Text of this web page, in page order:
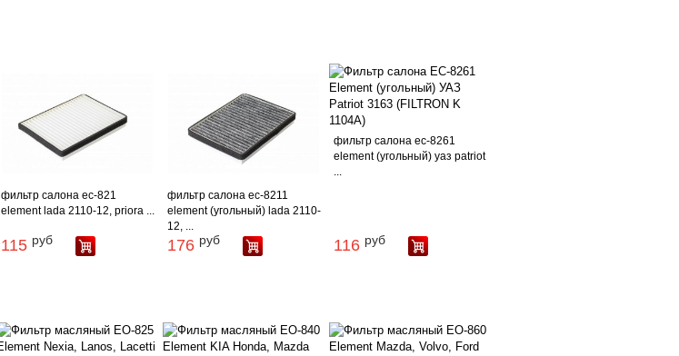
фильтр салона ес-821
element lada 2110-12, priora ...
115 руб
фильтр салона ес-8211
element (угольный) lada 2110-
12, ...
176 руб
фильтр салона ес-8261
element (угольный) уаз patriot
...
116 руб